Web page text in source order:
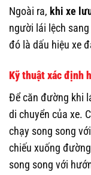
Ngoài ra, khi xe
người lái lệch
đó là dấu hiệu xe
Kỹ thuật xác định
Để căn đường khi
di chuyển của xe.
chạy song song
chiếu xuống
song song với